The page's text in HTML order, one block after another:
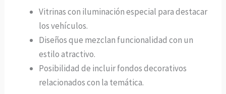
Vitrinas con iluminación especial para destacar
los vehículos.
Diseños que mezclan funcionalidad con un
estilo atractivo.
Posibilidad de incluir fondos decorativos
relacionados con la temática.